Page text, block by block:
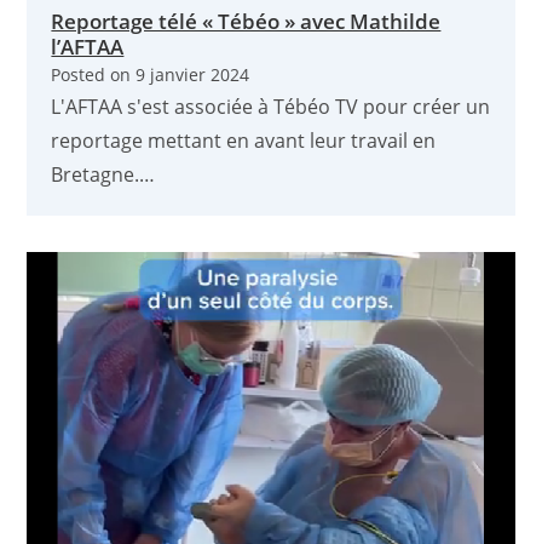
Reportage télé « Tébéo » avec Mathilde
l’AFTAA
Posted on9 janvier 2024
L'AFTAA s'est associée à Tébéo TV pour créer un
reportage mettant en avant leur travail en
Bretagne.…